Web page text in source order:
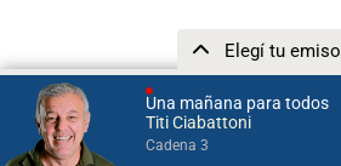
Una mañana para todos
Titi Ciabattoni
Cadena 3
Elegí tu